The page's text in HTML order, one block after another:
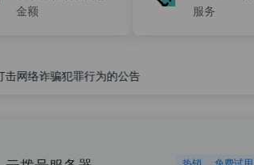
金额
服务
行为的公告